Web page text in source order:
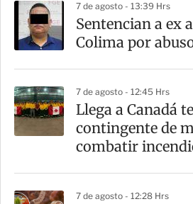
a
r
t
r
7 de agosto - 13:39 Hrs
Sentencian a ex
Colima por
7 de agosto - 12:45 Hrs
Llega a Canadá
contingente de
combatir
7 de agosto - 12:28 Hrs